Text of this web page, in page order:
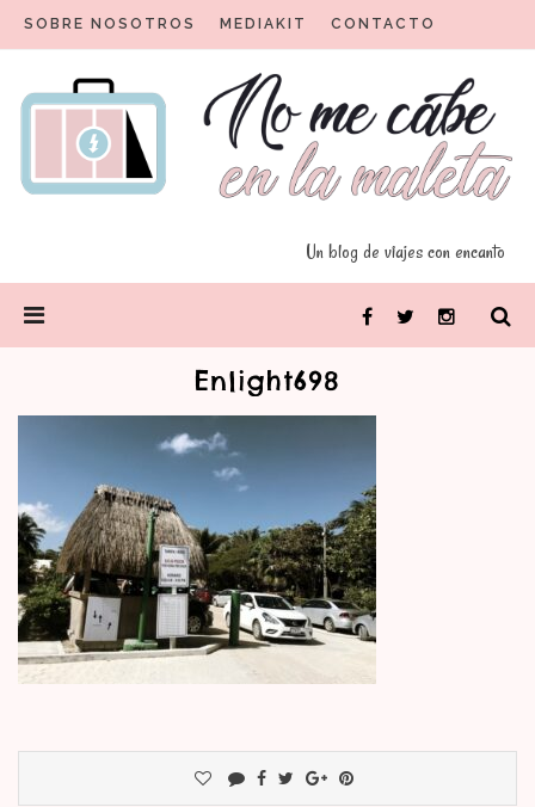
SOBRE NOSOTROS MEDIAKIT CONTACTO
Un blog de viajes con encanto
No me cabe en la maleta
Un blog para viajeros con encanto
FacebookTwitter Instagram
Enlight698